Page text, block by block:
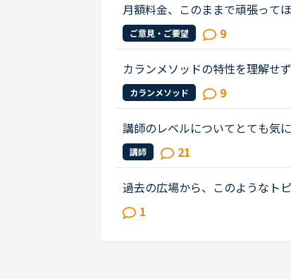
月額料金、このままで頑張って
ご意見・ご要望 9
カランメソッドの特性を理解せ
カランの進め方について苦言を
て、個人的には「それは、生徒の
カランメソッド 9
講師のレベルについてとても気
文法と発音の基礎から始めてき
いることもほぼ理解できるように
講師 21
過去の広場から、このようなト
に投げかけてみました。返答を
っていて、私って暇人。我ながら
1